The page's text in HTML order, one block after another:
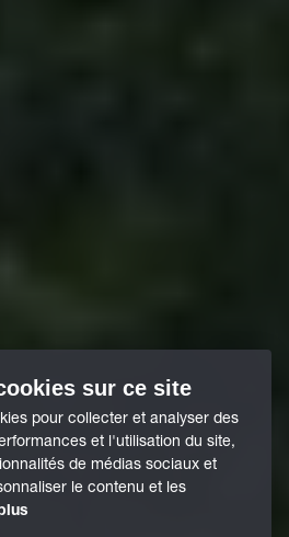
sur ce site
pour collecter et analyser des
et l'utilisation du site,
de médias sociaux et
le contenu et les